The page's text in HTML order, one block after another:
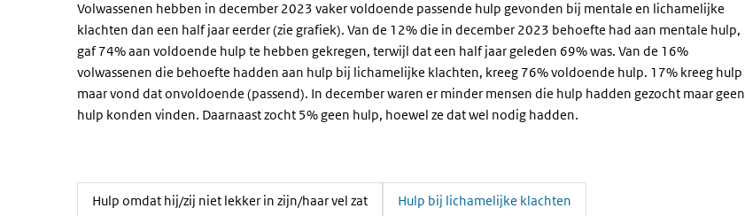
Volwassenen hebben in december 2023 vaker voldoende passende hulp gevonden bij mentale en lichamelijke
klachten dan een half jaar eerder (zie grafiek). Van de 12% die in december 2023 behoefte had aan mentale hulp,
gaf 74% aan voldoende hulp te hebben gekregen, terwijl dat een half jaar geleden 69% was. Van de 16%
volwassenen die behoefte hadden aan hulp bij lichamelijke klachten, kreeg 76% voldoende hulp. 17% kreeg hulp
maar vond dat onvoldoende (passend). In december waren er minder mensen die hulp hadden gezocht maar geen
hulp konden vinden. Daarnaast zocht 5% geen hulp, hoewel ze dat wel nodig hadden.
Hulp omdat hij/zij niet lekker in zijn/haar vel zat
Hulp bij lichamelijke klachten